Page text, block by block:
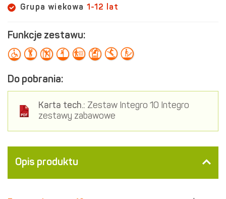
Grupa wiekowa 1-12 lat
Funkcje zestawu:
Do pobrania:
Karta tech.: Zestaw Integro 10 Integro
zestawy zabawowe
Opis produktu